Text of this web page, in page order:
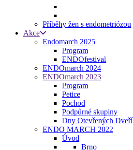
Příběhy žen s endometriózou
Akce
Endomarch 2025
Program
ENDOfestival
ENDOmarch 2024
ENDOmarch 2023
Program
Petice
Pochod
Podpůrné skupiny
Dny Otevřených Dveří
ENDO MARCH 2022
Úvod
Brno